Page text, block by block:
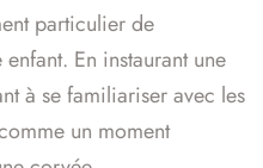
particulier de
En instaurant une
à se familiariser avec les
un moment